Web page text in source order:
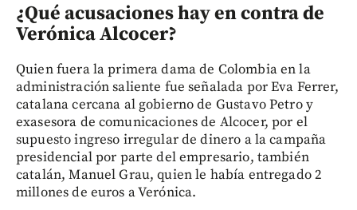
¿Qué acusaciones hay en contra de
Verónica Alcocer?
Quien fuera la primera dama de Colombia en la
administración saliente fue señalada por Eva Ferrer,
catalana cercana al gobierno de Gustavo Petro y
exasesora de comunicaciones de Alcocer, por el
supuesto ingreso irregular de dinero a la campaña
presidencial por parte del empresario, también
catalán, Manuel Grau, quien le había entregado 2
millones de euros a Verónica.